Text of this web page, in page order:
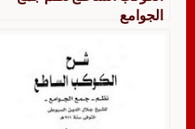
الجوامع